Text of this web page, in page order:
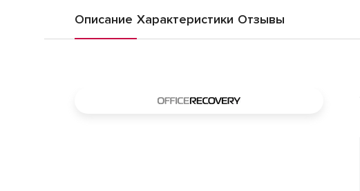
Описание Характеристики Отзывы